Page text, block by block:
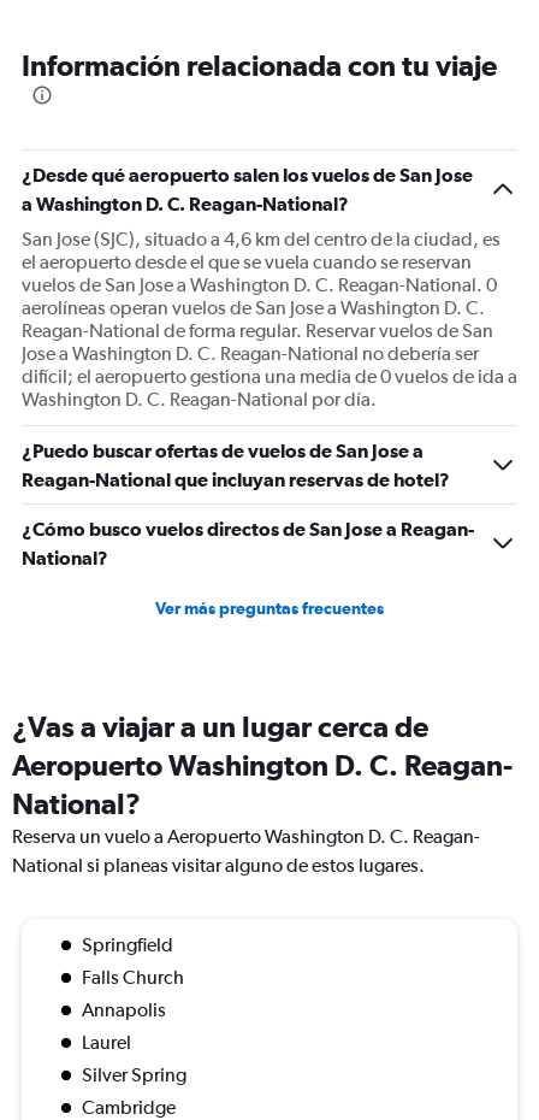
categories.
The
Y
axis
displaying
values.
Range:
0
to
750.
Información relacionada con tu viaje
¿Desde qué aeropuerto salen los vuelos de San Jose
a Washington D. C. Reagan-National?
San Jose (SJC), situado a 4,6 km del centro de la ciudad, es
el aeropuerto desde el que se vuela cuando se reservan
vuelos de San Jose a Washington D. C. Reagan-National. 0
aerolíneas operan vuelos de San Jose a Washington D. C.
Reagan-National de forma regular. Reservar vuelos de San
Jose a Washington D. C. Reagan-National no debería ser
difícil; el aeropuerto gestiona una media de 0 vuelos de ida a
Washington D. C. Reagan-National por día.
¿Puedo buscar ofertas de vuelos de San Jose a
Reagan-National que incluyan reservas de hotel?
¿Cómo busco vuelos directos de San Jose a Reagan-
National?
Ver más preguntas frecuentes
¿Vas a viajar a un lugar cerca de
Aeropuerto Washington D. C. Reagan-
National?
Reserva un vuelo a Aeropuerto Washington D. C. Reagan-
National si planeas visitar alguno de estos lugares.
Springfield
Falls Church
Annapolis
Laurel
Silver Spring
Cambridge